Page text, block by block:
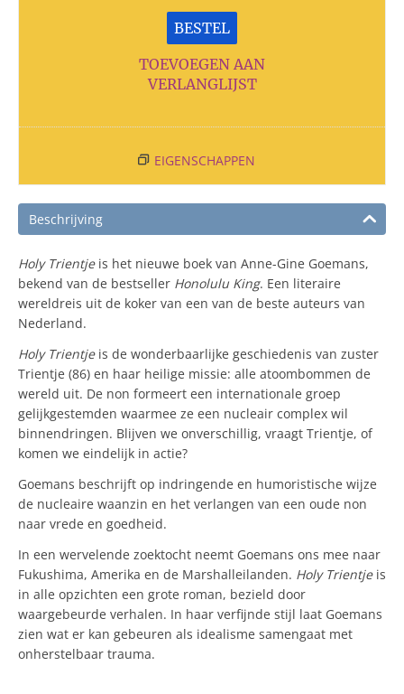
BESTEL
TOEVOEGEN AAN
VERLANGLIJST
EIGENSCHAPPEN
Beschrijving
Holy Trientjeis het nieuwe boek van Anne-Gine Goemans,
bekend van de bestseller Honolulu King. Een literaire
wereldreis uit de koker van een van de beste auteurs van
Nederland.
Holy Trientjeis de wonderbaarlijke geschiedenis van zuster
Trientje (86) en haar heilige missie: alle atoombommen de
wereld uit. De non formeert een internationale groep
gelijkgestemden waarmee ze een nucleair complex wil
binnendringen. Blijven we onverschillig, vraagt Trientje, of
komen we eindelijk in actie?
Goemans beschrijft op indringende en humoristische wijze
de nucleaire waanzin en het verlangen van een oude non
naar vrede en goedheid.
In een wervelende zoektocht neemt Goemans ons mee naar
Fukushima, Amerika en de Marshalleilanden. Holy Trientjeis
in alle opzichten een grote roman, bezield door
waargebeurde verhalen. In haar verfijnde stijl laat Goemans
zien wat er kan gebeuren als idealisme samengaat met
onherstelbaar trauma.